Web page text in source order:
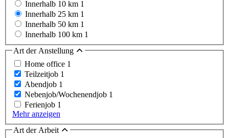
Innerhalb 10 km 1
Innerhalb 25 km 1
Innerhalb 50 km 1
Innerhalb 100 km 1
Art der Anstellung
Home office 1
Teilzeitjob 1
Abendjob 1
Nebenjob/Wochenendjob 1
Ferienjob 1
Mehr anzeigen
Art der Arbeit